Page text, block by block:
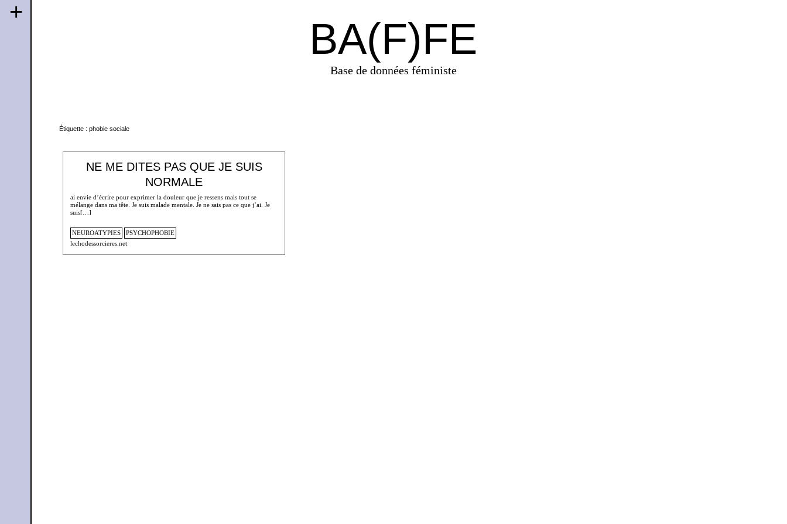
BA(F)FE
Base de données féministe
+
Étiquette : phobie sociale
NE ME DITES PAS QUE JE SUIS
NORMALE
ai envie d’écrire pour exprimer la douleur que je ressens mais tout se
mélange dans ma tête. Je suis malade mentale. Je ne sais pas ce que j’ai. Je
suis[…]
NEUROATYPIES
PSYCHOPHOBIE
lechodessorcieres.net